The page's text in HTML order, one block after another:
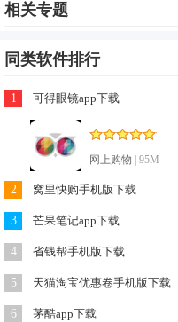
更新日志
1.调整ui设计,优化视觉体验
2.优化体验
3.整体视觉优化
4.修复了一些严重bug
相关专题
同类软件排行
1 可得眼镜app下载
网上购物 | 95M
2 窝里快购手机版下载
3 芒果笔记app下载
4 省钱帮手机版下载
5 天猫淘宝优惠卷手机版下载
6 茅酷app下载